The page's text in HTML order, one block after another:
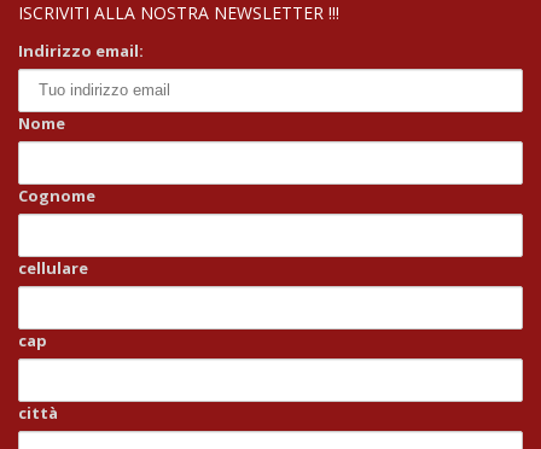
ISCRIVITI ALLA NOSTRA NEWSLETTER !!!
Indirizzo email:
Nome
Cognome
cellulare
cap
città